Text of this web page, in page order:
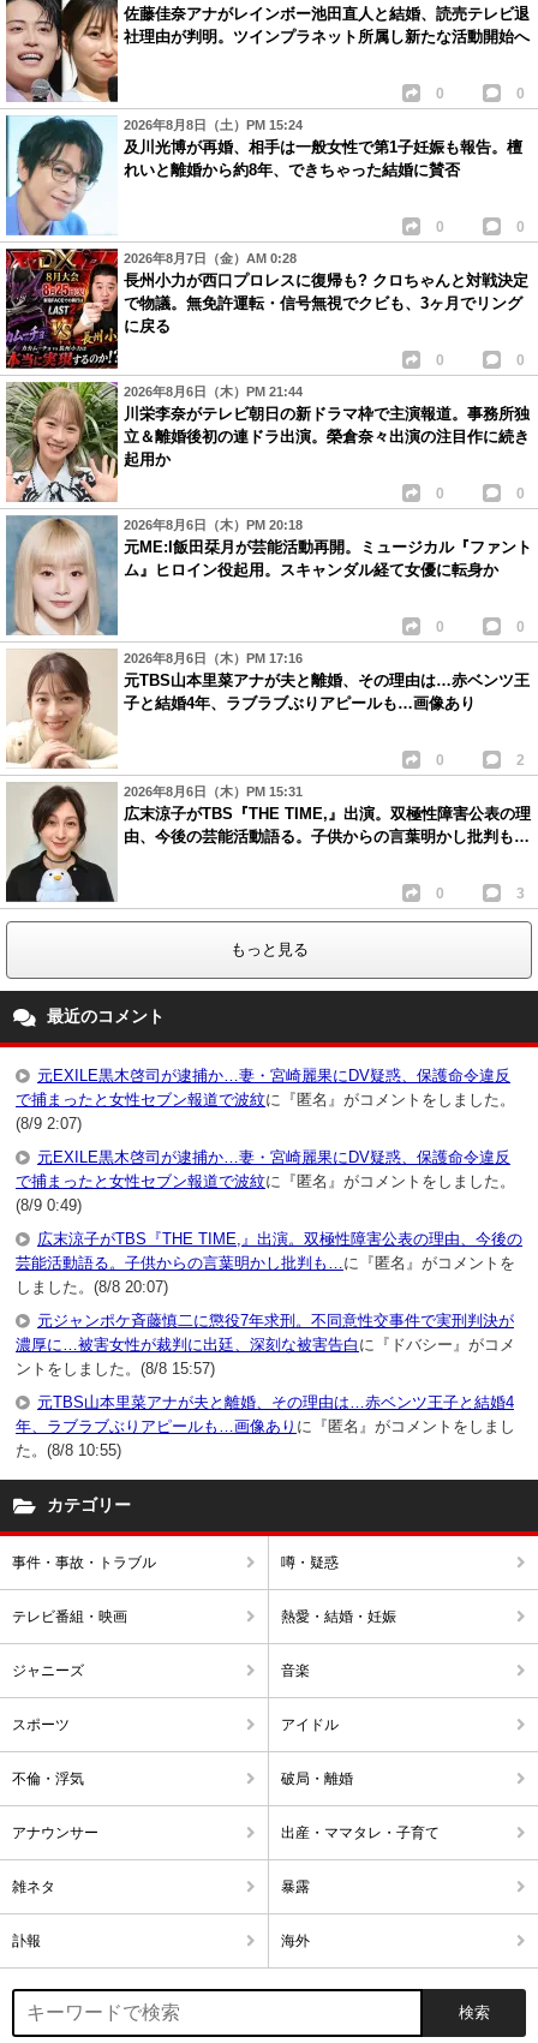
佐藤佳奈アナがレインボー池田直人と結婚、読売テレビ退
社理由が判明。ツインプラネット所属し新たな活動開始へ
0 0
2026年8月8日（土）PM 15:24
及川光博が再婚、相手は一般女性で第1子妊娠も報告。檀
れいと離婚から約8年、できちゃった結婚に賛否
0 0
2026年8月7日（金）AM 0:28
長州小力が西口プロレスに復帰も? クロちゃんと対戦決定
で物議。無免許運転・信号無視でクビも、3ヶ月でリング
に戻る
0 0
2026年8月6日（木）PM 21:44
川栄李奈がテレビ朝日の新ドラマ枠で主演報道。事務所独
立＆離婚後初の連ドラ出演。榮倉奈々出演の注目作に続き
起用か
0 0
2026年8月6日（木）PM 20:18
元ME:I飯田栞月が芸能活動再開。ミュージカル『ファント
ム』ヒロイン役起用。スキャンダル経て女優に転身か
0 0
2026年8月6日（木）PM 17:16
元TBS山本里菜アナが夫と離婚、その理由は…赤ベンツ王
子と結婚4年、ラブラブぶりアピールも…画像あり
0 2
2026年8月6日（木）PM 15:31
広末涼子がTBS『THE TIME,』出演。双極性障害公表の理
由、今後の芸能活動語る。子供からの言葉明かし批判も…
0 3
もっと見る
最近のコメント
元EXILE黒木啓司が逮捕か…妻・宮崎麗果にDV疑惑、保護命令違反
で捕まったと女性セブン報道で波紋に『匿名』がコメントをしました。
(8/9 2:07)
元EXILE黒木啓司が逮捕か…妻・宮崎麗果にDV疑惑、保護命令違反
で捕まったと女性セブン報道で波紋に『匿名』がコメントをしました。
(8/9 0:49)
広末涼子がTBS『THE TIME,』出演。双極性障害公表の理由、今後の
芸能活動語る。子供からの言葉明かし批判も…に『匿名』がコメントを
しました。(8/8 20:07)
元ジャンポケ斉藤慎二に懲役7年求刑。不同意性交事件で実刑判決が
濃厚に…被害女性が裁判に出廷、深刻な被害告白 に『ドバシー』がコメ
ントをしました。(8/8 15:57)
元TBS山本里菜アナが夫と離婚、その理由は…赤ベンツ王子と結婚4
年、ラブラブぶりアピールも…画像あり に『匿名』がコメントをしまし
た。(8/8 10:55)
カテゴリー
事件・事故・トラブル 噂・疑惑
テレビ番組・映画 熱愛・結婚・妊娠
ジャニーズ 音楽
スポーツ アイドル
不倫・浮気 破局・離婚
アナウンサー 出産・ママタレ・子育て
雑ネタ 暴露
訃報 海外